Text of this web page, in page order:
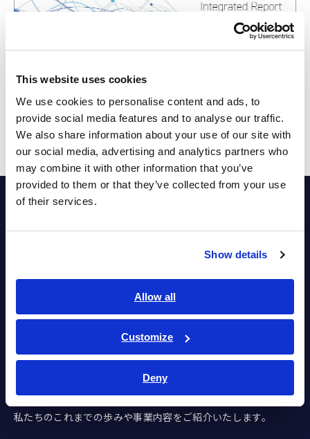
This website uses cookies
We use cookies to personalise content and ads, to
provide social media features and to analyse our traffic.
We also share information about your use of our site with
our social media, advertising and analytics partners who
may combine it with other information that you’ve
provided to them or that they’ve collected from your use
of their services.
Show details
Allow all
Customize
Deny
統合報告書
HIOKI 会社案内動画
私たちのこれまでの歩みや事業内容をご紹介いたします。